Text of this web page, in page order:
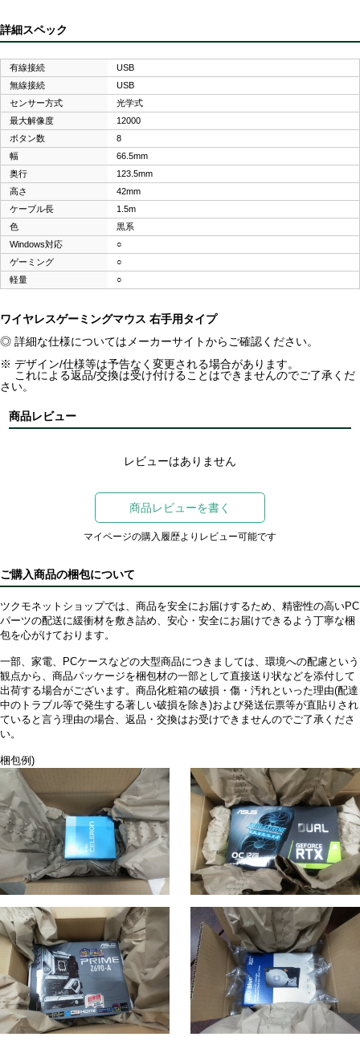
詳細スペック
有線接続
USB
無線接続
USB
センサー方式
光学式
最大解像度
12000
ボタン数
8
幅
66.5mm
奥行
123.5mm
高さ
42mm
ケーブル長
1.5m
色
黒系
Windows対応
○
ゲーミング
○
軽量
○
ワイヤレスゲーミングマウス 右手用タイプ
◎ 詳細な仕様についてはメーカーサイトからご確認ください。
※ デザイン/仕様等は予告なく変更される場合があります。
これによる返品/交換は受け付けることはできませんのでご了承くだ
さい。
商品レビュー
レビューはありません
商品レビューを書く
マイページの購入履歴よりレビュー可能です
ご購入商品の梱包について
ツクモネットショップでは、商品を安全にお届けするため、精密性の高いPC
パーツの配送に緩衝材を敷き詰め、安心・安全にお届けできるよう丁寧な梱
包を心がけております。
一部、家電、PCケースなどの大型商品につきましては、環境への配慮という
観点から、商品パッケージを梱包材の一部として直接送り状などを添付して
出荷する場合がございます。商品化粧箱の破損・傷・汚れといった理由(配達
中のトラブル等で発生する著しい破損を除き)および発送伝票等が直貼りされ
ていると言う理由の場合、返品・交換はお受けできませんのでご了承くださ
い。
梱包例)